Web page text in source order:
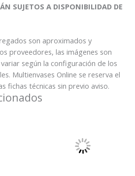
SUJETOS A DISPONIBILIDAD DE
son aproximados y
proveedores, las imágenes son
según la configuración de los
Multienvases Online se reserva el
fichas técnicas sin previo aviso.